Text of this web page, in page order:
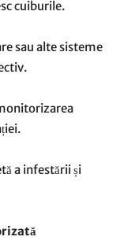
cuiburile.
sau alte sisteme
a infestării și